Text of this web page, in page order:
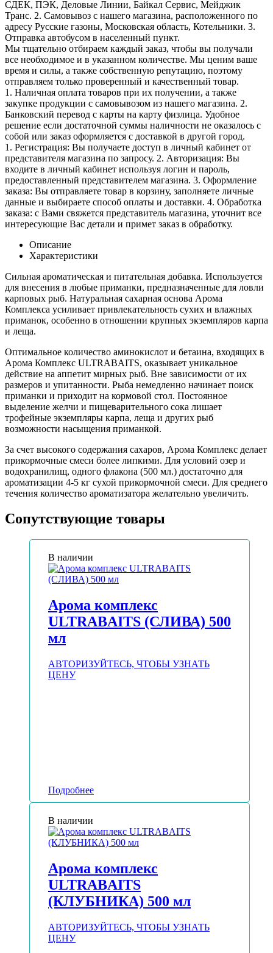
СДЕК, ПЭК, Деловые Линии, Байкал Сервис, Мейджик
Транс. 2. Самовывоз с нашего магазина, расположенного по
адресу Русские газоны, Московская область, Котельники. 3.
Отправка автобусом в населенный пункт.
Мы тщательно отбираем каждый заказ, чтобы вы получали
все необходимое и в указанном количестве. Мы ценим ваше
время и силы, а также собственную репутацию, поэтому
отправляем только проверенный и качественный товар.
1. Наличная оплата товаров при их получении, а также
закупке продукции с самовывозом из нашего магазина. 2.
Банковский перевод с карты на карту физлица. Удобное
решение если достаточной суммы наличности не оказалось с
собой или заказ оформляется с доставкой в другой город.
1. Регистрация: Вы получаете доступ в личный кабинет от
представителя магазина по запросу. 2. Авторизация: Вы
входите в личный кабинет используя логин и пароль,
предоставленный представителем магазина. 3. Оформление
заказа: Вы отправляете товар в корзину, заполняете личные
данные и выбираете способ оплаты и доставки. 4. Обработка
заказа: с Вами свяжется представитель магазина, уточнит все
интересующие Вас детали и примет заказ в обработку.
Описание
Характеристики
Сильная ароматическая и питательная добавка. Используется
для внесения в любые приманки, предназначенные для ловли
карповых рыб. Натуральная сахарная основа Арома
Комплекса усиливает привлекательность сухих и влажных
приманок, особенно в отношении крупных экземпляров карпа
и леща.
Оптимальное количество аминокислот и бетаина, входящих в
Арома Комплекс ULTRABAITS, оказывает уникальное
действие на аппетит мирных рыб. Вне зависимости от их
размеров и упитанности. Рыба немедленно начинает поиск
приманки и приходит на кормовой стол. Постоянное
выделение желчи и пищеварительного сока лишает
трофейные экземпляры карпа, леща и других рыб
возможности насыщения приманкой.
За счет высокого содержания сахаров, Арома Комплекс делает
прикормочные смеси более липкими. Для условий озер и
водохранилищ, одного флакона (500 мл.) достаточно для
ароматизации 4-5 кг сухой прикормочной смеси. Для среднего
течения количество ароматизатора желательно увеличить.
Сопутствующие товары
В наличии
Арома комплекс
ULTRABAITS (СЛИВА) 500
мл
АВТОРИЗУЙТЕСЬ, ЧТОБЫ УЗНАТЬ
ЦЕНУ
Подробнее
В наличии
Арома комплекс
ULTRABAITS
(КЛУБНИКА) 500 мл
АВТОРИЗУЙТЕСЬ, ЧТОБЫ УЗНАТЬ
ЦЕНУ